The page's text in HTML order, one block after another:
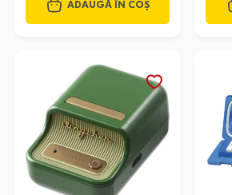
ADAUGĂ ÎN COȘ